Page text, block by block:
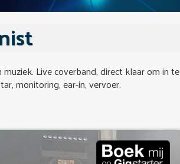
Live coverband, direct klaar om in te
monitoring, ear-in, vervoer.